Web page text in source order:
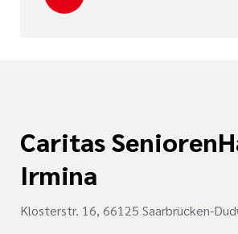
Caritas
Irmina
Klosterstr. 16, 66125 Saarbrücken-